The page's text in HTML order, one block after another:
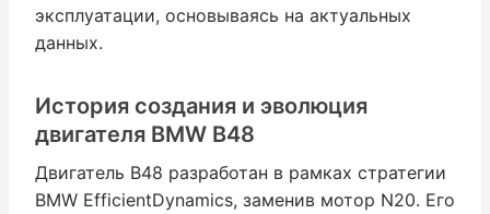
эксплуатации, основываясь на актуальных
данных.
История создания и эволюция
двигателя BMW B48
Двигатель B48 разработан в рамках стратегии
BMW EfficientDynamics, заменив мотор N20. Его